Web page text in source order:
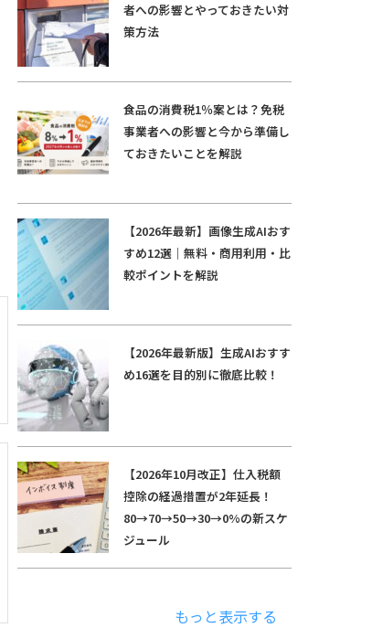
者への影響とやっておきたい対
策方法
食品の消費税1％案とは？免税
事業者への影響と今から準備し
ておきたいことを解説
【2026年最新】画像生成AIおす
すめ12選｜無料・商用利用・比
較ポイントを解説
【2026年最新版】生成AIおすす
め16選を目的別に徹底比較！
【2026年10月改正】仕入税額
控除の経過措置が2年延長！
80→70→50→30→0%の新スケ
ジュール
もっと表示する